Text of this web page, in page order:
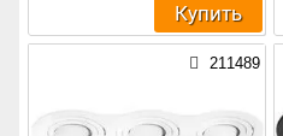
Купить
211489